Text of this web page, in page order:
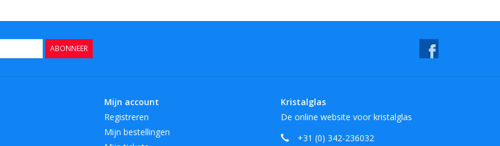
ABONNEER
Mijn account
Registreren
Mijn bestellingen
Kristalglas
De online website voor kristalglas
+31 (0) 342-236032